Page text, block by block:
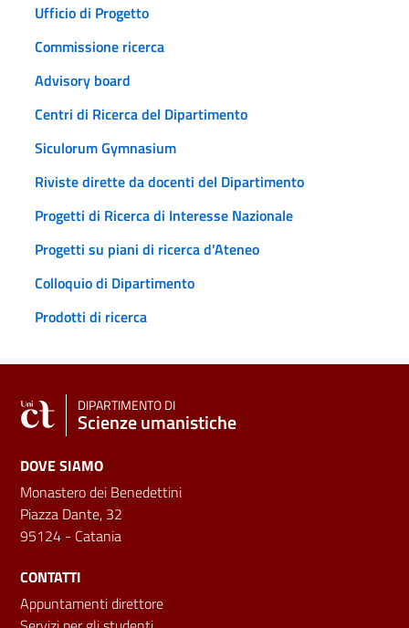
Ufficio di Progetto
Commissione ricerca
Advisory board
Centri di Ricerca del Dipartimento
Siculorum Gymnasium
Riviste dirette da docenti del Dipartimento
Progetti di Ricerca di Interesse Nazionale
Progetti su piani di ricerca d'Ateneo
Colloquio di Dipartimento
Prodotti di ricerca
DIPARTIMENTO DI
Scienze umanistiche
DOVE SIAMO
Monastero dei Benedettini
Piazza Dante, 32
95124 - Catania
CONTATTI
Appuntamenti direttore